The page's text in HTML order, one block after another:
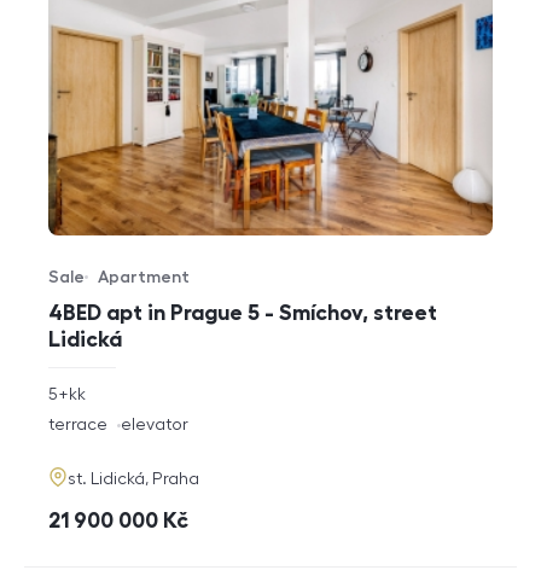
4BED apt in Prague 5 - Smíchov, street
Lidická
Offer type
Sale
Property type
Apartment
rozměry
disposition
5+kk
funkce
terrace elevator
adresa
st. Lidická, Praha
cena
21 900 000 Kč